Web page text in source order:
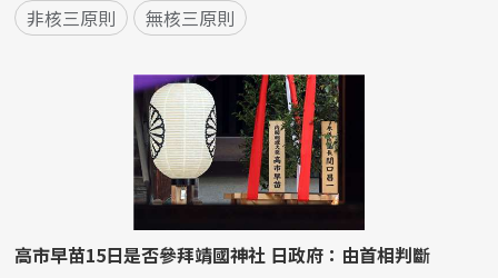
非核三原則
無核三原則
高市早苗15日是否參拜靖國神社 日政府：由首相判斷